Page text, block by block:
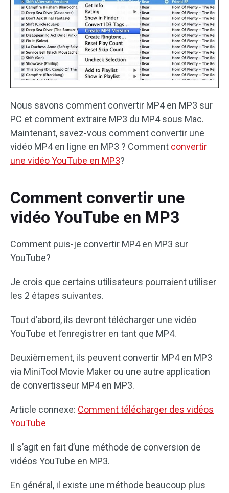
Nous savons comment convertir MP4 en MP3 sur
PC et comment extraire MP3 du MP4 sous Mac.
Maintenant, savez-vous comment convertir une
vidéo MP4 en ligne en MP3 ? Comment convertir
une vidéo YouTube en MP3?
Comment convertir une
vidéo YouTube en MP3
Comment puis-je convertir MP4 en MP3 sur
YouTube?
Je crois que certains utilisateurs pourraient utiliser
les 2 étapes suivantes.
Tout d’abord, ils devront télécharger une vidéo
YouTube et l’enregistrer en tant que MP4.
Deuxièmement, ils peuvent convertir MP4 en MP3
via MiniTool Movie Maker ou une autre application
de convertisseur MP4 en MP3.
Article connexe: Comment télécharger des vidéos
YouTube
Il s’agit en fait d’une méthode de conversion de
vidéos YouTube en MP3.
En général, il existe une méthode beaucoup plus